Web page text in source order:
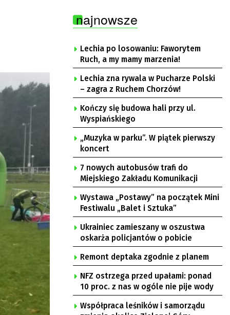
najnowsze
Lechia po losowaniu: Faworytem
Ruch, a my mamy marzenia!
Lechia zna rywala w Pucharze Polski
– zagra z Ruchem Chorzów!
Kończy się budowa hali przy ul.
Wyspiańskiego
„Muzyka w parku”. W piątek pierwszy
koncert
7 nowych autobusów trafi do
Miejskiego Zakładu Komunikacji
Wystawa „Postawy” na początek Mini
Festiwalu „Balet i Sztuka”
Ukrainiec zamieszany w oszustwa
oskarża policjantów o pobicie
Remont deptaka zgodnie z planem
NFZ ostrzega przed upałami: ponad
10 proc. z nas w ogóle nie pije wody
Współpraca leśników i samorządu